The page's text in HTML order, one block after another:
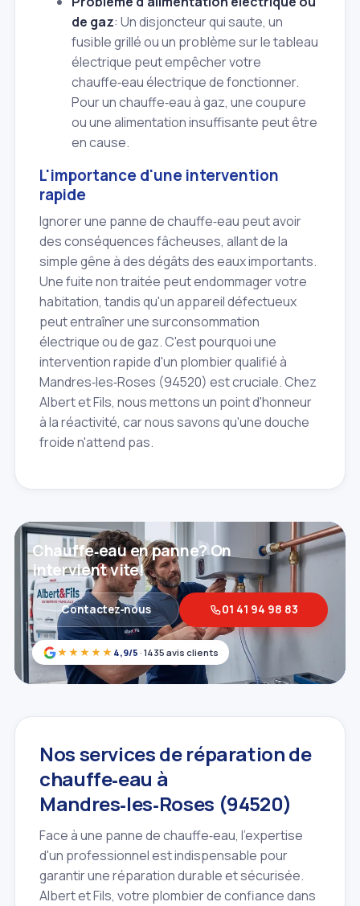
de gaz: Un disjoncteur qui saute, un
fusible grillé ou un problème sur le tableau
électrique peut empêcher votre
chauffe‑eau électrique de fonctionner.
Pour un chauffe‑eau à gaz, une coupure
ou une alimentation insuffisante peut être
en cause.
L'importance d'une intervention
rapide
Ignorer une panne de chauffe‑eau peut avoir
des conséquences fâcheuses, allant de la
simple gêne à des dégâts des eaux importants.
Une fuite non traitée peut endommager votre
habitation, tandis qu'un appareil défectueux
peut entraîner une surconsommation
électrique ou de gaz. C'est pourquoi une
intervention rapide d'un plombier qualifié à
Mandres‑les‑Roses (94520) est cruciale. Chez
Albert et Fils, nous mettons un point d'honneur
à la réactivité, car nous savons qu'une douche
froide n'attend pas.
★★★★★ 4,9/5 · 1435 avis clients
Chauffe‑eau en panne? On
intervient vite!
Contactez‑nous 01 41 94 98 83
Nos services de réparation de
chauffe‑eau à
Mandres‑les‑Roses (94520)
Face à une panne de chauffe‑eau, l'expertise
d'un professionnel est indispensable pour
garantir une réparation durable et sécurisée.
Albert et Fils, votre plombier de confiance dans